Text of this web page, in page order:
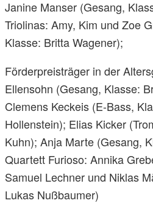
Janine Manser (Gesang,
Triolinas: Amy, Kim und Zoe
Klasse: Britta Wagener);
Förderpreisträger in der
Ellensohn (Gesang, Klasse:
Clemens Keckeis (E-Bass,
Hollenstein); Elias Kicker
Kuhn); Anja Marte (Gesang,
Quartett Furioso: Annika
Samuel Lechner und Niklas
Lukas Nußbaumer)